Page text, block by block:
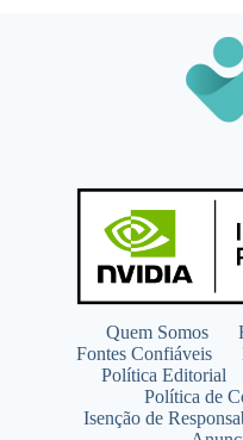
Quem Somos
Fontes Confiáveis
Política Editorial
Política de
Isenção de